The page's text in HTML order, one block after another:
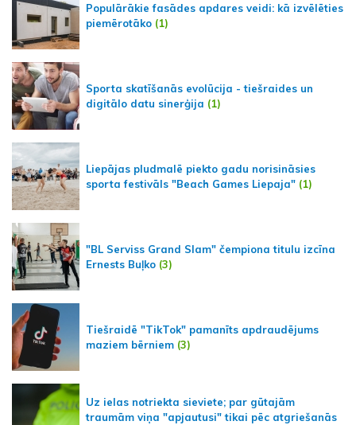
Populārākie fasādes apdares veidi: kā izvēlēties
piemērotāko (1)
Sporta skatīšanās evolūcija - tiešraides un
digitālo datu sinerģija (1)
Liepājas pludmalē piekto gadu norisināsies
sporta festivāls "Beach Games Liepaja" (1)
"BL Serviss Grand Slam" čempiona titulu izcīna
Ernests Buļko (3)
Tiešraidē "TikTok" pamanīts apdraudējums
maziem bērniem (3)
Uz ielas notriekta sieviete; par gūtajām
traumām viņa "apjautusi" tikai pēc atgriešanās